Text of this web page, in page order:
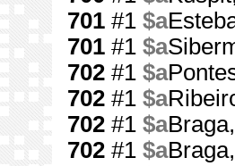
701#1 $a
701#1 $a
702#1 $a
702#1 $a
702#1 $aBraga,
702#1 $aBraga,